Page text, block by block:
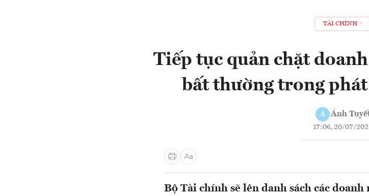
TÀI CHÍNH
Tiếp tục quản chặt
bất thường trong
Á Ánh
17:06, 20/07/
Bộ Tài chính sẽ lên danh sách các